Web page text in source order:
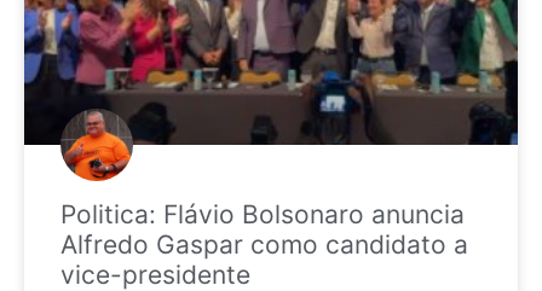
Politica: Flávio Bolsonaro anuncia
Alfredo Gaspar como candidato a
vice-presidente